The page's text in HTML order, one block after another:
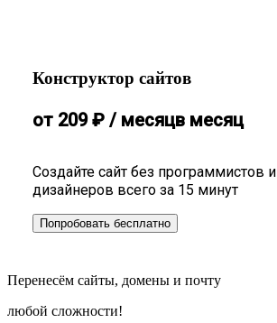
Конструктор сайтов
Создайте сайт без программистов и
дизайнеров всего за 15 минут
от 209₽ / месяцв месяц
Попробовать бесплатно
Перенесём сайты, домены и почту
любой сложности!